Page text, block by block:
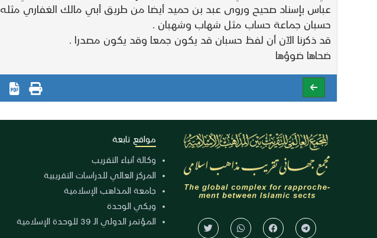
عباس بإسناد صحيح وروى عبد بن حميد أيضا من طريق أبي مالك الغفاري مثله .
حسبان جماعة حساب مثل شهاب وشهبان .
قد ذكرنا الآن أن لفظ حسبان قد يكون جمعا وقد يكون مصدرا .
ضحاها ضوؤها
مواقع تابعة
وكالة أنباء التقريب
المركز العالي للدراسات التقريبية
جامعة المذاهب الإسلامية
ويكي الوحدة
المؤتمر الدولي الـ 39 للوحدة الإسلامية